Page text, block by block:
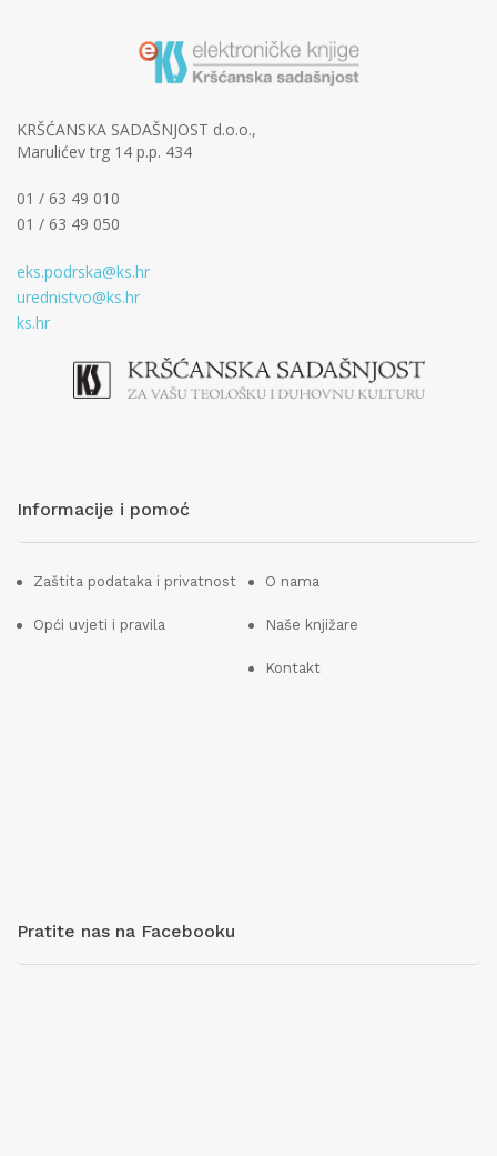
KRŠĆANSKA SADAŠNJOST d.o.o.,
Marulićev trg 14 p.p. 434
01 / 63 49 010
01 / 63 49 050
eks.podrska@ks.hr
urednistvo@ks.hr
ks.hr
Informacije i pomoć
Zaštita podataka i privatnost
Opći uvjeti i pravila
O nama
Naše knjižare
Kontakt
Pratite nas na Facebooku